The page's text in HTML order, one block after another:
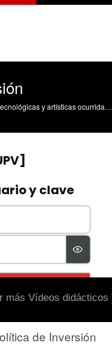
Divulgación de las actividades científicas, tecnológicas y artísticas ocurridas en los tres campus de la UPV
más Vídeos didácticos
de Inversión